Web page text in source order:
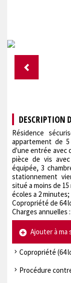
DESCRIPTION
Résidence
appartement de
d'une entrée avec
pièce de vis
équipée, 3
stationnement
situé a moins de
écoles a 2 minutes;
Copropriété de 64
Charges annuelles
Ajouter à ma
Copropriété (64
Procédure